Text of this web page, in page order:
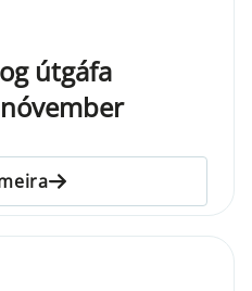
útgáfa